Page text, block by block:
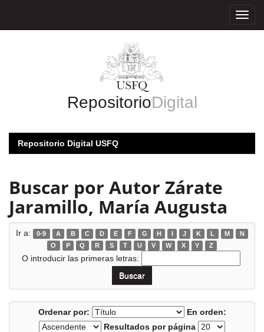
RepositorioDigital
Repositorio Digital USFQ
Buscar por Autor Zárate
Jaramillo, María Augusta
Ir a: 0-9 A B C D E F G H I J K L M
N
O
P Q R S T U V W X Y Z
O introducir las primeras letras:
Ordenar por:
En orden:
Resultados por página